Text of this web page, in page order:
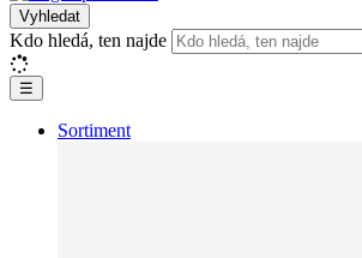
Vyhledat
Kdo hledá, ten najde
☰
Sortiment